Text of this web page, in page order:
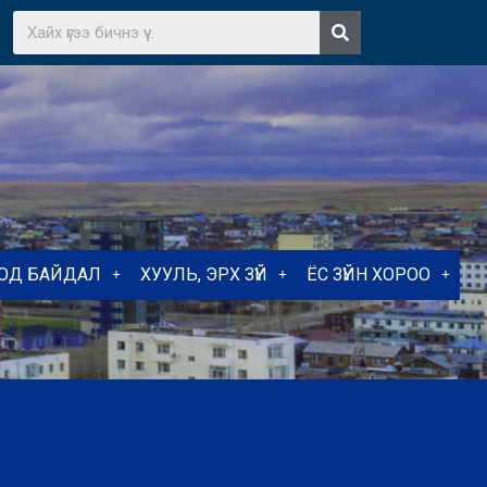
БАЙДАЛ ХУУЛЬ, ЭРХ ЗҮЙ ЁС ЗҮЙН ХОРОО